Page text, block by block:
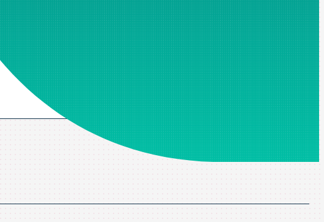
commerciale. Les champs marqués d'un astérisque sont obligatoires
données personnelles non-nécessaires à votre demande, en particulier,
Politique de confidentialité*.